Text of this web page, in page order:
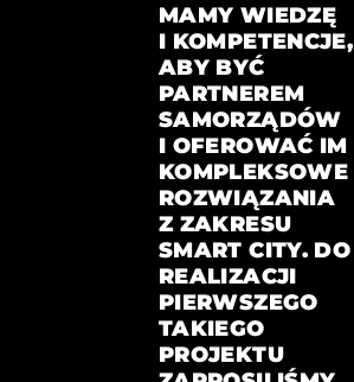
MAMY WIEDZĘ
I KOMPETENCJE,
ABY BYĆ
PARTNEREM
SAMORZĄDÓW
I OFEROWAĆ IM
KOMPLEKSOWE
ROZWIĄZANIA
Z ZAKRESU
SMART CITY. DO
REALIZACJI
PIERWSZEGO
TAKIEGO
PROJEKTU